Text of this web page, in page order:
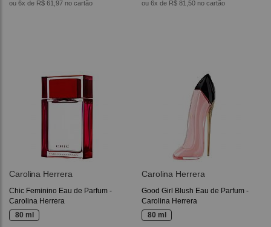
ou 6x de R$ 61,97 no cartão ou 6x de R$ 81,50 no cartão
Carolina Herrera
Chic Feminino Eau de Parfum -
Carolina Herrera
80 ml
Carolina Herrera
Good Girl Blush Eau de Parfum -
Carolina Herrera
80 ml